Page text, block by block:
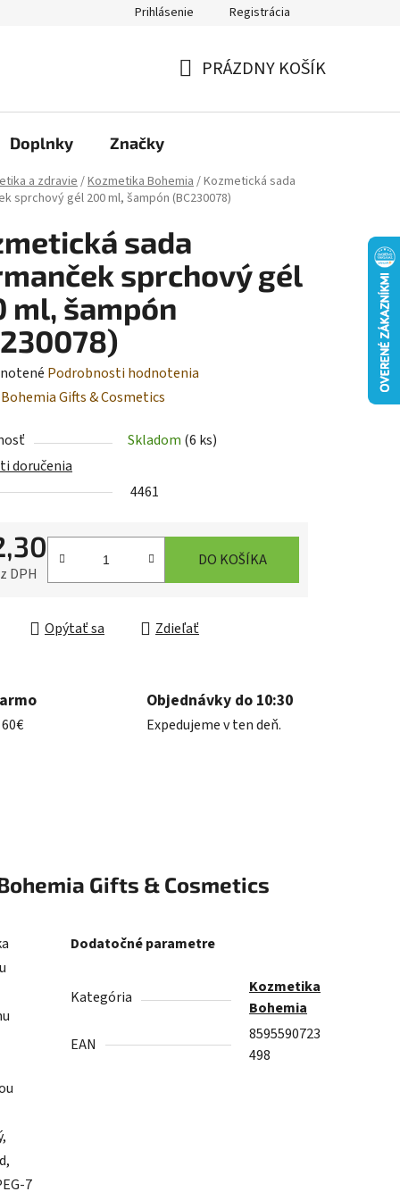
Prihlásenie Registrácia
PRÁZDNY KOŠÍK
Doplnky Značky
a zdravie/Kozmetika Bohemia/Kozmetická sada
sprchový gél 200 ml, šampón (BC230078)
sada
sprchový gél
ml, šampón
Podrobnosti hodnotenia
Bohemia Gifts & Cosmetics
Skladom (6 ks)
doručenia
4461
DPH
DO KOŠÍKA
Opýtať sa Zdieľať
Objednávky do 10:30
Expedujeme v ten deň.
Gifts & Cosmetics
7
Dodatočné parametre
Kategória
Kozmetika
Bohemia
EAN
8595590723
498